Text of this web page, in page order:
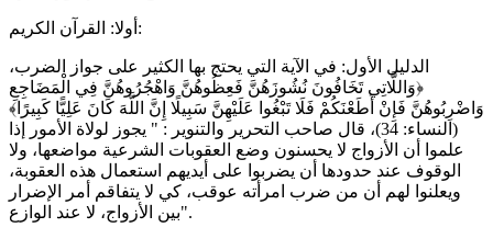
أولا: القرآن الكريم:
الدليل الأول: في الآية التي يحتج بها الكثير على جواز الضرب،
﴿وَاللَّاتِي تَخَافُونَ نُشُوزَهُنَّ فَعِظُوهُنَّ وَاهْجُرُوهُنَّ فِي الْمَضَاجِعِ
وَاضْرِبُوهُنَّ فَإِنْ أَطَعْنَكُمْ فَلَا تَبْغُوا عَلَيْهِنَّ سَبِيلًا إِنَّ اللَّهَ كَانَ عَلِيًّا كَبِيرًا﴾
(النساء: 34)، قال صاحب التحرير والتنوير : " يجوز لولاة الأمور إذا
علموا أن الأزواج لا يحسنون وضع العقوبات الشرعية مواضعها، ولا
الوقوف عند حدودها أن يضربوا على أيديهم استعمال هذه العقوبة،
ويعلنوا لهم أن من ضرب امرأته عوقب، كي لا يتفاقم أمر الإضرار
بين الأزواج، لا عند الوازع".